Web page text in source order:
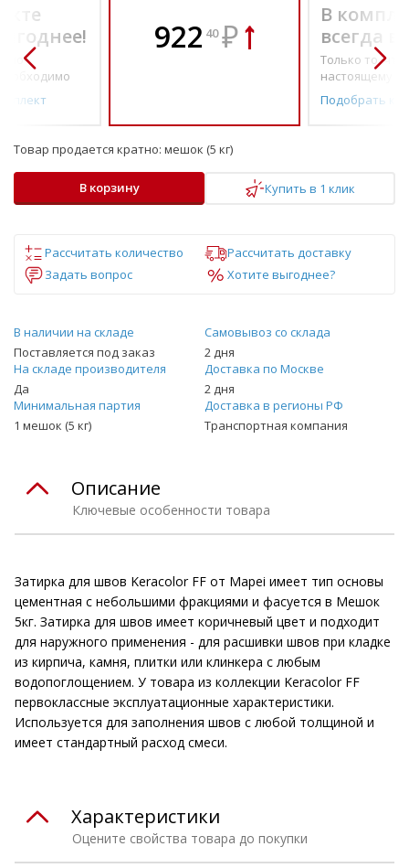
по-
922 40 ₽
В
всегда
Только то, что
настоящему
Подобрать
Товар продается кратно: мешок (5 кг)
В корзину Купить в 1 клик
Рассчитать количество
Рассчитать доставку
Задать вопрос
Хотите выгоднее?
В наличии на складе
Поставляется под заказ
Самовывоз со склада
2 дня
На складе производителя
Да
Доставка по Москве
2 дня
Минимальная партия
1 мешок (5 кг)
Доставка в регионы РФ
Транспортная компания
Ключевые особенности товара
Описание
Затирка для швов Keracolor FF от Mapei имеет тип основы
цементная с небольшими фракциями и фасуется в Мешок
5кг. Затирка для швов имеет коричневый цвет и подходит
для наружного применения - для расшивки швов при кладке
из кирпича, камня, плитки или клинкера с любым
водопоглощением. У товара из коллекции Keracolor FF
первоклассные эксплуатационные характеристики.
Используется для заполнения швов с любой толщиной и
имеет стандартный расход смеси.
Оцените свойства товара до покупки
Характеристики